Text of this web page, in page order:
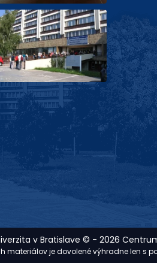
v Bratislave © - 2026
materiálov je dovolené výhradne len s